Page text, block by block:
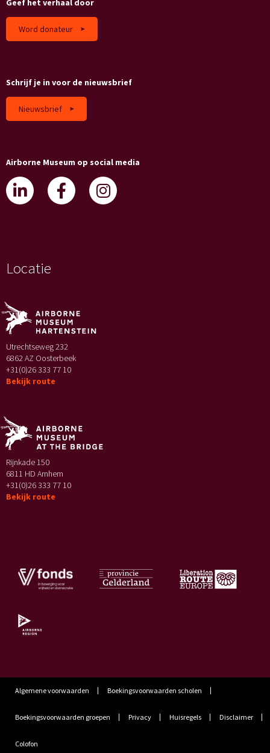
Geef het verhaal door
Word donateur
Schrijf je in voor de nieuwsbrief
Nieuwsbrief
Airborne Museum op social media
Locatie
Utrechtseweg 232
6862 AZ Oosterbeek
+31(0)26 333 77 10
Bekijk route
Rijnkade 150
6811 HD Arnhem
+31(0)26 333 77 10
Bekijk route
Algemene voorwaarden Boekingsvoorwaarden scholen
Boekingsvoorwaarden groepen Privacy Huisregels Disclaimer
Colofon